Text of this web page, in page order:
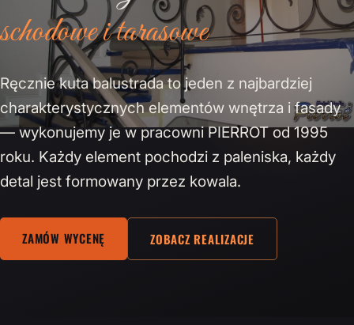
schodowe i tarasowe
Ręcznie kuta balustrada to jeden z najbardziej
charakterystycznych elementów wnętrza i fasady
— wykonujemy je w pracowni PIERROT od 1995
roku. Każdy element pochodzi z paleniska, każdy
detal jest formowany przez kowala.
ZAMÓW WYCENĘ ZOBACZ REALIZACJE